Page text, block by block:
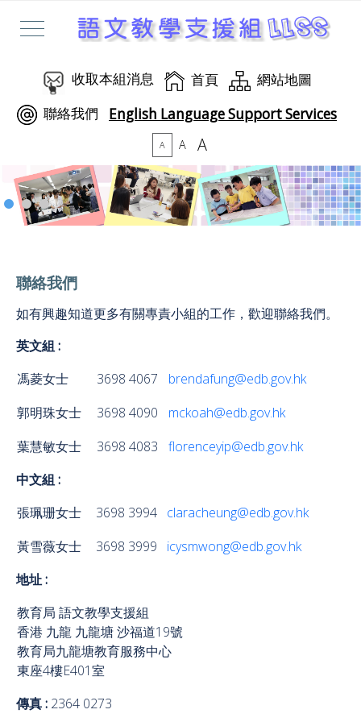
收取本組消息 首頁
網站地圖
聯絡我們
English Language Support Services
A A A
聯絡我們
如有興趣知道更多有關專責小組的工作，歡迎聯絡我們。
英文組 :
馮菱女士
3698 4067
brendafung@edb.gov.hk
郭明珠女士
3698 4090
mckoah@edb.gov.hk
葉慧敏女士
3698 4083
florenceyip@edb.gov.hk
中文組 :
張珮珊女士
3698 3994 claracheung@edb.gov.hk
黃雪薇女士
3698 3999
icysmwong@edb.gov.hk
地址 :
教育局 語文教學支援組
香港 九龍 九龍塘 沙福道19號
教育局九龍塘教育服務中心
東座4樓E401室
傳真 : 2364 0273